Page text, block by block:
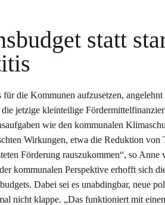
statt
die Kommunen aufzusetzen, angelehnt
jetzige kleinteilige
wie den kommunalen
Wirkungen, etwa die Reduktion von
Förderung rauszukommen“, so
kommunalen Perspektive erhofft sich
Dabei sei es unabdingbar, neue
nicht klappe. „Das funktioniert mit